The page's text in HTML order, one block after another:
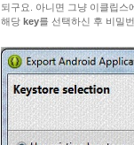
되구요. 아니면 그냥 이클립스
해당 key를 선택하신 후 비밀